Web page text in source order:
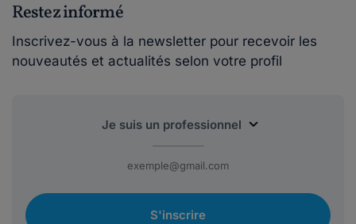
Restez informé
Inscrivez-vous à la newsletter pour recevoir les
nouveautés et actualités selon votre profil
S'inscrire